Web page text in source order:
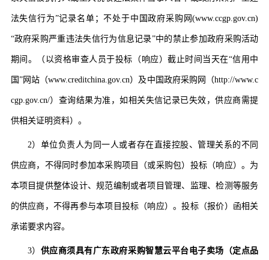
法失信行为”记录名单；不处于中国政府采购网(www.ccgp.gov.cn)
“政府采购严重违法失信行为信息记录”中的禁止参加政府采购活动
期间。（以资格审查人员于投标（响应）截止时间当天在“信用中
国”网站（www.creditchina.gov.cn）及中国政府采购网（http://www.c
cgp.gov.cn/）查询结果为准，如相关失信记录已失效，供应商需提
供相关证明资料）。
2） 单位负责人为同一人或者存在直接控股、管理关系的不同
供应商，不得同时参加本采购项目（或采购包）投标（响应）。为
本项目提供整体设计、规范编制或者项目管理、监理、检测等服务
的供应商，不得再参与本项目投标（响应）。投标（报价）函相关
承诺要求内容。
3） 供应商须具有广东政府采购智慧云平台电子卖场（定点品